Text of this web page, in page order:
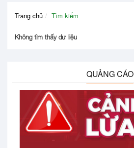
Trang chủ Tìm kiếm
Không tìm thấy dữ liệu
QUẢNG CÁO